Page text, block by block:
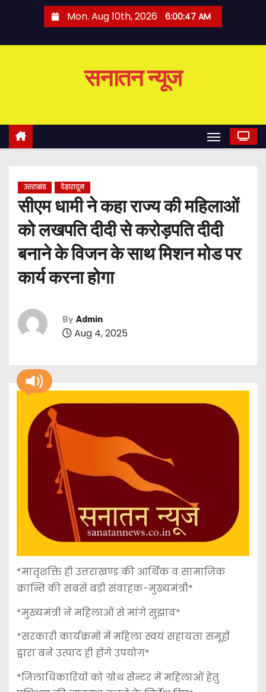
o
Mon. Aug 10th, 2026 6:00:48 AM
सनातन न्यूज
उत्तराखंड देहारादून
सीएम धामी ने कहा राज्य की महिलाओं
को लखपति दीदी से करोड़पति दीदी
बनाने के विजन के साथ मिशन मोड पर
कार्य करना होगा
By Admin
Aug 4, 2025
*मातृशक्ति ही उत्तराखण्ड की आर्थिक व सामाजिक
क्रान्ति की सबसे बड़ी संवाहक-मुख्यमंत्री*
*मुख्यमंत्री ने महिलाओं से मांगे सुझाव*
*सरकारी कार्यक्रमों में महिला स्वयं सहायता समूहों
द्वारा बने उत्पाद ही होंगे उपयोग*
*जिलाधिकारियों को ग्रोथ सेन्टर में महिलाओं हेतु